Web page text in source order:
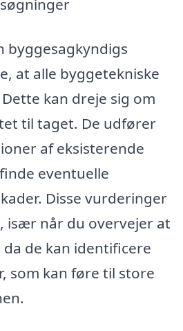
byggesagkyndigs
at alle byggetekniske
kan dreje sig om
til taget. De udfører
af eksisterende
eventuelle
Disse vurderinger
især når du overvejer at
de kan identificere
som kan føre til store